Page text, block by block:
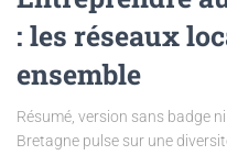
: les réseaux
ensemble
Résumé, version sans badge
Bretagne pulse sur une